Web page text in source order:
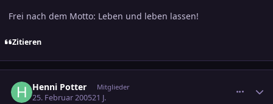
Frei nach dem Motto: Leben und leben lassen!
Zitieren
Henni Potter Mitglieder
25. Februar 200521 J.